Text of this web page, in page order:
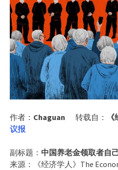
作者： Chaguan 转载自：
议报
副标题： 中国养老金领取者自
来源：《经济学人》The